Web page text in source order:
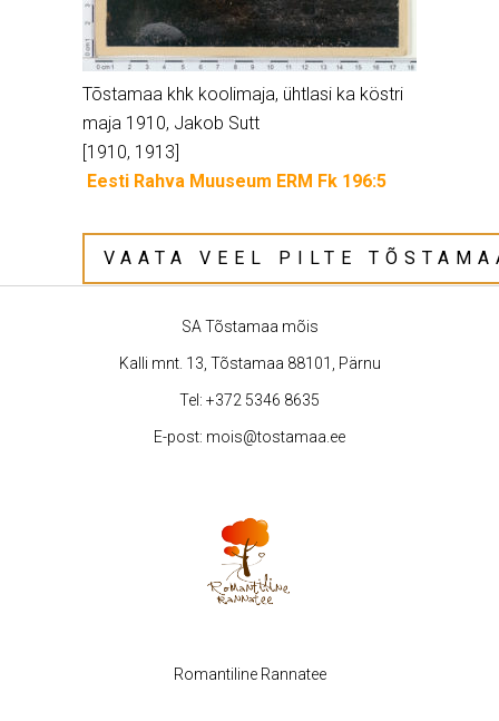
Tõstamaa khk koolimaja, ühtlasi ka köstri
maja 1910, Jakob Sutt
[1910, 1913]
Eesti Rahva Muuseum ERM Fk 196:5
VAATA VEEL PILTE
SA Tõstamaa mõis
Kalli mnt. 13, Tõstamaa 88101, Pärnu
Tel: +372 5346 8635
E-post: mois@tostamaa.ee
Romantiline Rannatee